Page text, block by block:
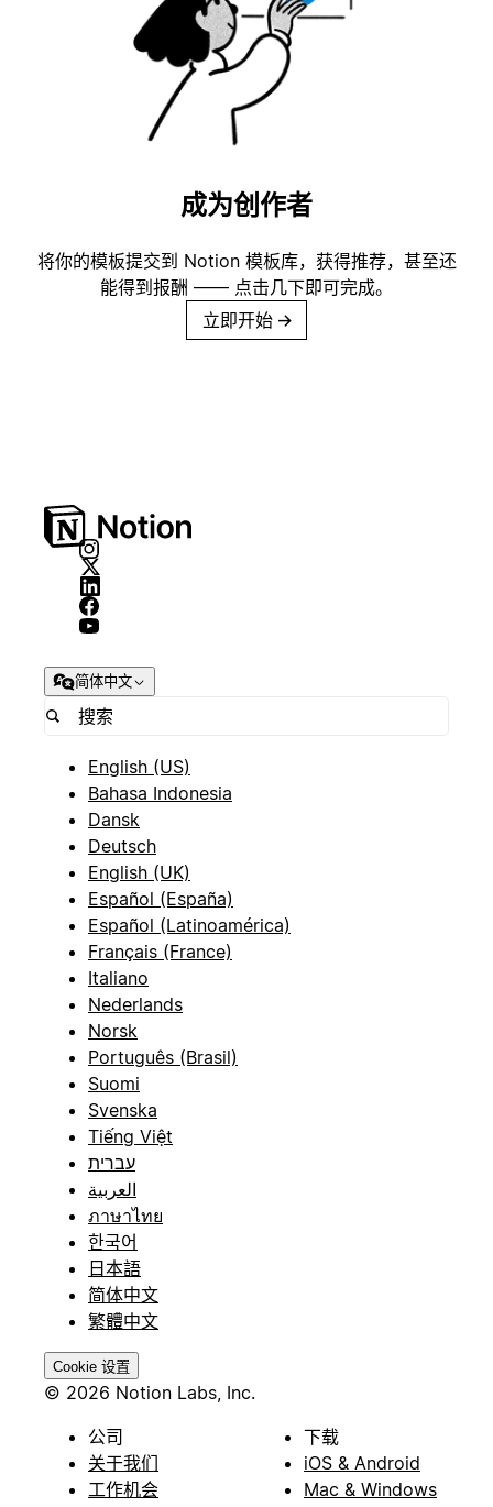
成为创作者
将你的模板提交到 Notion 模板库，获得推荐，甚至还
能得到报酬 —— 点击几下即可完成。
立即开始 →
简体中文
English (US)
Bahasa Indonesia
Dansk
Deutsch
English (UK)
Español (España)
Español (Latinoamérica)
Français (France)
Italiano
Nederlands
Norsk
Português (Brasil)
Suomi
Svenska
Tiếng Việt
עברית
العربية
ภาษาไทย
한국어
日本語
简体中文
繁體中文
Cookie 设置
© 2026 Notion Labs, Inc.
公司
关于我们
工作机会
下载
iOS & Android
Mac & Windows